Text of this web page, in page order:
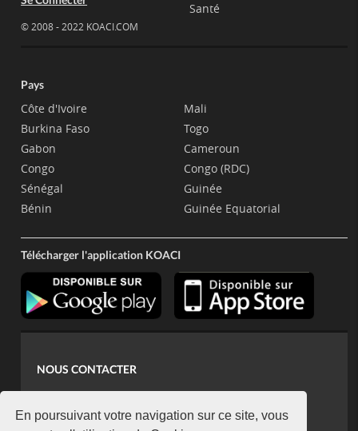
En poursuivant votre navigation sur ce site, vous
© 2008 - 2022 KOACI.COM
Santé
Pays
Côte d'Ivoire
Burkina Faso
Gabon
Congo
Sénégal
Bénin
Mali
Togo
Cameroun
Congo (RDC)
Guinée
Guinée Equatorial
Télécharger l'application KOACI
NOUS CONTACTER
koaci@yahoo.fr